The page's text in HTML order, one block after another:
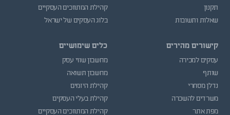
תקנון
שאלות ותשובות
קישורים מהירים
עסקים למכירה
שותף
נדלן מסחרי
משרדים להשכרה
מפת אתר
קהילת המתווכים העסקיים
בלוג העסקים של ישראל
כלים שימושיים
מחשבון שווי עסק
מחשבון תשואה
קהילת היזמים
קהילת בעלי העסקים
קהילת המתווכים העסקיים